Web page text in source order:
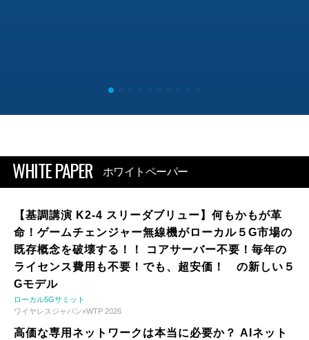
WHITE PAPER ホワイトペーパー
【基調講演 K2-4 スリーダブリュー】何もかもが革
命！ゲームチェンジャー無線機がローカル５G市場の
既存概念を破壊する！！ コアサーバー不要！毎年の
ライセンス費用も不要！でも、超安価！ の新しい５
Gモデル
ローカル5Gサミット
ワイヤレスジャパン×WTP 2026
高価な専用ネットワークは本当に必要か？ AIネット